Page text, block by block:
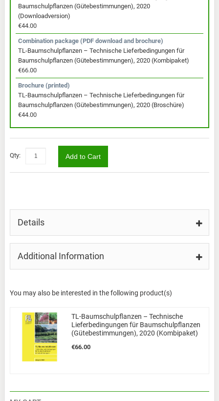
Baumschulpflanzen (Gütebestimmungen), 2020
(Downloadversion)
€44.00
Combination package (PDF download and brochure)
TL-Baumschulpflanzen – Technische Lieferbedingungen für
Baumschulpflanzen (Gütebestimmungen), 2020 (Kombipaket)
€66.00
Brochure (printed)
TL-Baumschulpflanzen – Technische Lieferbedingungen für
Baumschulpflanzen (Gütebestimmungen), 2020 (Broschüre)
€44.00
Qty: Add to Cart
Details
Additional Information
You may also be interested in the following product(s)
TL-Baumschulpflanzen – Technische
Lieferbedingungen für Baumschulpflanzen
(Gütebestimmungen), 2020 (Kombipaket)
€66.00